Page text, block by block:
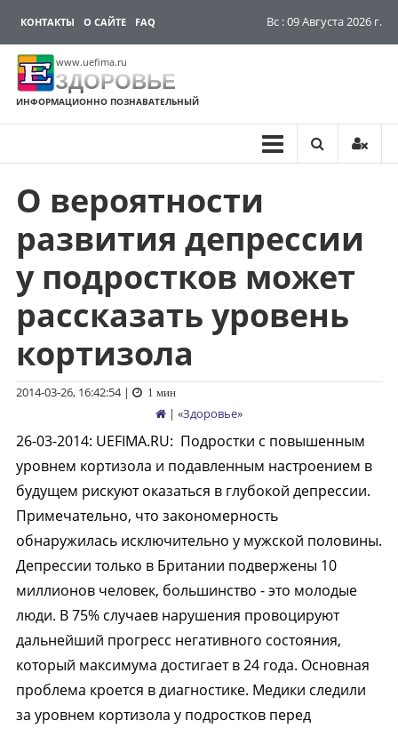
КОНТАКТЫ О САЙТЕ FAQ Вс : 09 Августа 2026 г.
www.uefima.ru
ЗДОРОВЬЕ
ИНФОРМАЦИОННО ПОЗНАВАТЕЛЬНЫЙ
Перейти
содержимому
О вероятности
развития депрессии
у подростков может
рассказать уровень
кортизола
2014-03-26, 16:42:54| 1 мин
| «Здоровье»
26-03-2014: UEFIMA.RU: Подростки с повышенным
уровнем кортизола и подавленным настроением в
будущем рискуют оказаться в глубокой депрессии.
Примечательно, что закономерность
обнаружилась исключительно у мужской половины.
Депрессии только в Британии подвержены 10
миллионов человек, большинство - это молодые
люди. В 75% случаев нарушения провоцируют
дальнейший прогресс негативного состояния,
который максимума достигает в 24 года. Основная
проблема кроется в диагностике. Медики следили
за уровнем кортизола у подростков перед